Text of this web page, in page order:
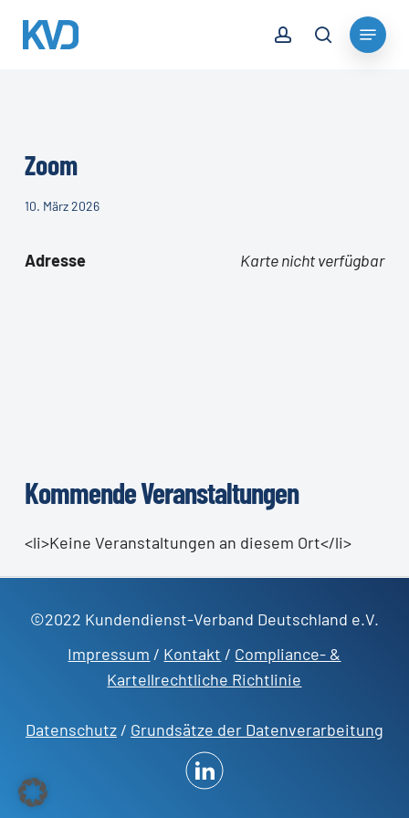
search
Menu
Zoom
10. März 2026
Karte nicht verfügbar
Adresse
Kommende Veranstaltungen
<li>Keine Veranstaltungen an diesem Ort</li>
©2022 Kundendienst-Verband Deutschland e.V.
Impressum / Kontakt / Compliance- &
Kartellrechtliche Richtlinie
Datenschutz/ Grundsätze der Datenverarbeitung
Close